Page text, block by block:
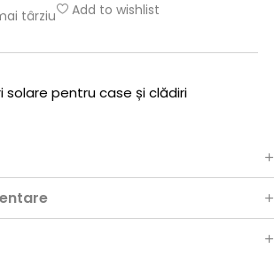
târziu
Add to wishlist
solare pentru case și clădiri